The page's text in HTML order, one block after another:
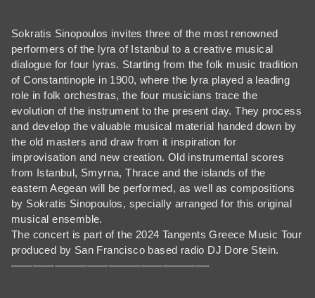
Sokratis Sinopoulos invites three of the most renowned
performers of the lyra of Istanbul to a creative musical
dialogue for four lyras. Starting from the folk music tradition
of Constantinople in 1900, where the lyra played a leading
role in folk orchestras, the four musicians trace the
evolution of the instrument to the present day. They process
and develop the valuable musical material handed down by
the old masters and draw from it inspiration for
improvisation and new creation. Old instrumental scores
from Istanbul, Smyrna, Thrace and the islands of the
eastern Aegean will be performed, as well as compositions
by Sokratis Sinopoulos, specially arranged for this original
musical ensemble.
The concert is part of the 2024 Tangents Greece Music Tour
produced by San Francisco based radio DJ Dore Stein.
——————————————————-